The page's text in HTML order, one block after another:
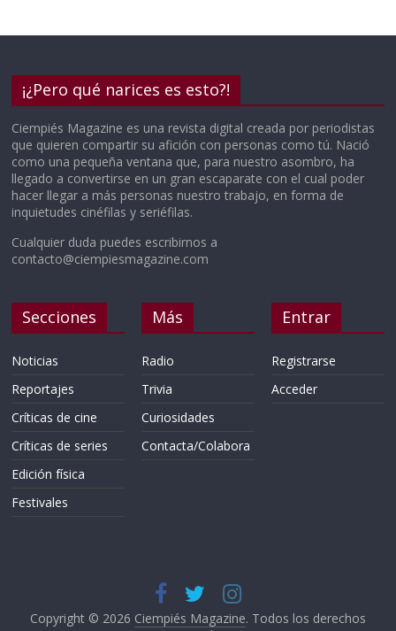
¡¿Pero qué narices es esto?!
Ciempiés Magazine es una revista digital creada por periodistas
que quieren compartir su afición con personas como tú. Nació
como una pequeña ventana que, para nuestro asombro, ha
llegado a convertirse en un gran escaparate con el cual poder
hacer llegar a más personas nuestro trabajo, en forma de
inquietudes cinéfilas y seriéfilas.
Cualquier duda puedes escribirnos a
contacto@ciempiesmagazine.com
Secciones
Noticias
Reportajes
Críticas de cine
Críticas de series
Edición física
Festivales
Más
Radio
Trivia
Curiosidades
Contacta/Colabora
Entrar
Registrarse
Acceder
Copyright © 2026 Ciempiés Magazine. Todos los derechos